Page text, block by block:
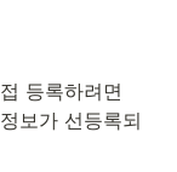
등록하려면
보가 선등록되